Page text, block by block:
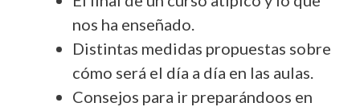
nos ha enseñado.
Distintas medidas propuestas sobre
cómo será el día a día en las aulas.
Consejos para ir preparándoos en